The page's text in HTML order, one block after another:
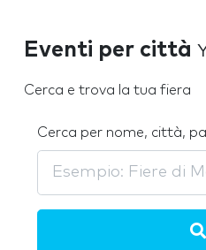
Eventi per città
Cerca e trova la tua fiera
Cerca per nome, città,